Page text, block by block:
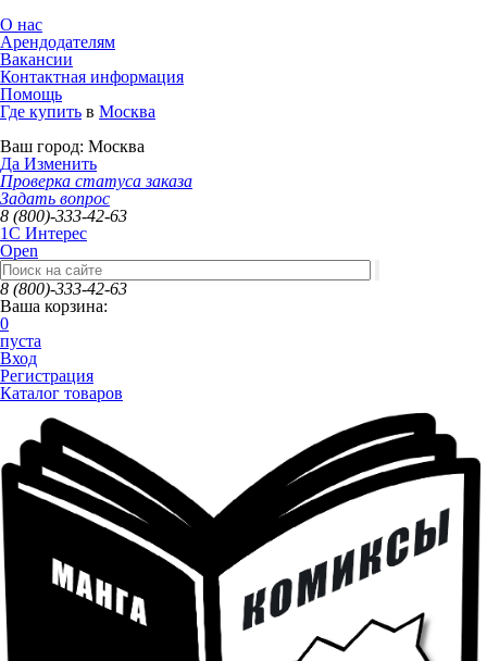
О нас
Арендодателям
Вакансии
Контактная информация
Помощь
Где купить в Москва
Ваш город: Москва
Да Изменить
Проверка статуса заказа
Задать вопрос
8 (800)-333-42-63
1C Интерес
Open
8 (800)-333-42-63
Ваша корзина:
0
пуста
Вход
Регистрация
Каталог товаров